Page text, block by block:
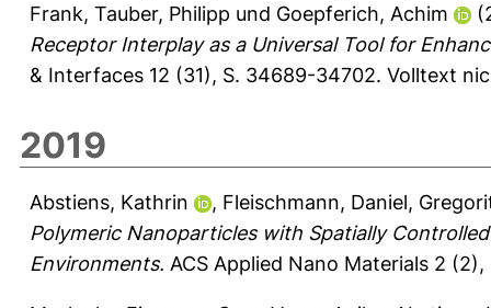
Frank, Tauber, Philipp und Goepferich, Achim
Receptor Interplay as a Universal Tool for
& Interfaces 12 (31), S. 34689-34702. Volltext
2019
Abstiens, Kathrin , Fleischmann, Daniel,
Polymeric Nanoparticles with Spatially
Environments. ACS Applied Nano Materials 2